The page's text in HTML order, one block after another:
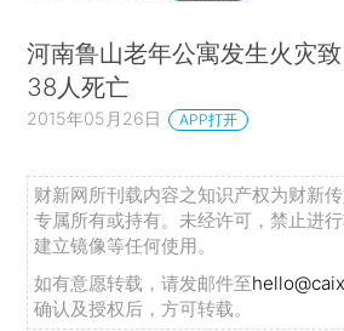
河南鲁山老年公寓发生火灾致
38人死亡
2015年05月26日 APP打开
财新网所刊载内容之知识产权为财新
专属所有或持有。未经许可，禁止进
建立镜像等任何使用。
如有意愿转载，请发邮件至
确认及授权后，方可转载。